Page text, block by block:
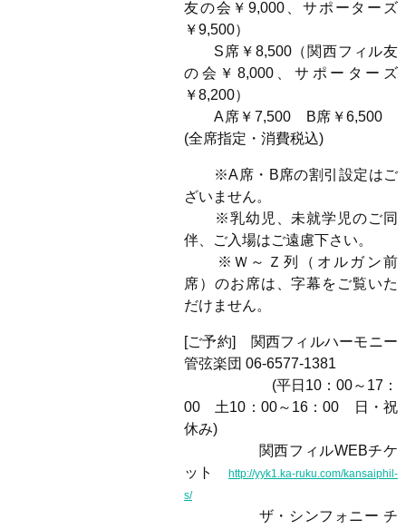
友の会￥9,000、サポーターズ
￥9,500）
S席￥8,500（関西フィル友
の会￥8,000、サポーターズ
￥8,200）
A席￥7,500 B席￥6,500
(全席指定・消費税込)
※A席・B席の割引設定はご
ざいません。
※乳幼児、未就学児のご同
伴、ご入場はご遠慮下さい。
※Ｗ～Ｚ列（オルガン前
席）のお席は、字幕をご覧いた
だけません。
[ご予約] 関西フィルハーモニー
管弦楽団 06-6577-1381
(平日10：00～17：
00 土10：00～16：00 日・祝
休み)
関西フィルWEBチケ
ットhttp://yyk1.ka-ruku.com/kansaiphil-
s/
ザ・シンフォニー チ